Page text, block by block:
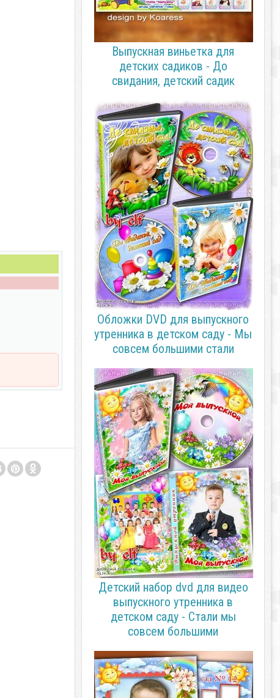
Выпускная виньетка для
детских садиков - До
свидания, детский садик
Обложки DVD для выпускного
утренника в детском саду - Мы
совсем большими стали
Детский набор dvd для видео
выпускного утренника в
детском саду - Стали мы
совсем большими